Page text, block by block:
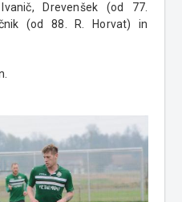
Drevenšek (od 77.
(od 88. R. Horvat) in